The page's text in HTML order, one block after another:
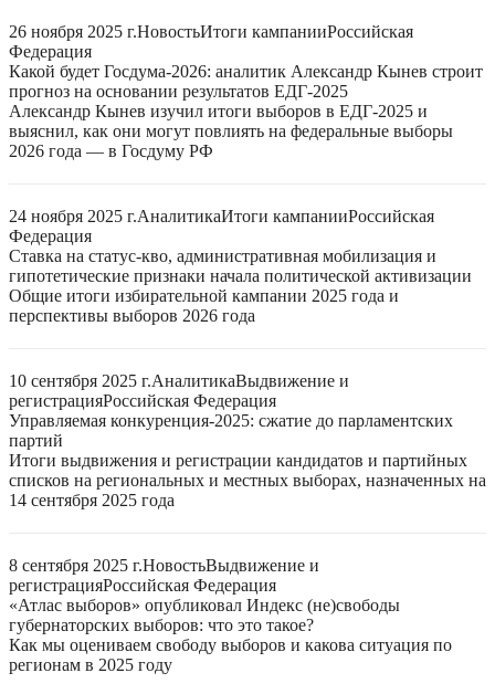
26 ноября 2025 г.НовостьИтоги кампанииРоссийская
Федерация
Какой будет Госдума-2026: аналитик Александр Кынев строит
прогноз на основании результатов ЕДГ-2025
Александр Кынев изучил итоги выборов в ЕДГ-2025 и
выяснил, как они могут повлиять на федеральные выборы
2026 года — в Госдуму РФ
24 ноября 2025 г.АналитикаИтоги кампанииРоссийская
Федерация
Ставка на статус-кво, административная мобилизация и
гипотетические признаки начала политической активизации
Общие итоги избирательной кампании 2025 года и
перспективы выборов 2026 года
10 сентября 2025 г.АналитикаВыдвижение и
регистрацияРоссийская Федерация
Управляемая конкуренция-2025: сжатие до парламентских
партий
Итоги выдвижения и регистрации кандидатов и партийных
списков на региональных и местных выборах, назначенных на
14 сентября 2025 года
8 сентября 2025 г.НовостьВыдвижение и
регистрацияРоссийская Федерация
«Атлас выборов» опубликовал Индекс (не)свободы
губернаторских выборов: что это такое?
Как мы оцениваем свободу выборов и какова ситуация по
регионам в 2025 году